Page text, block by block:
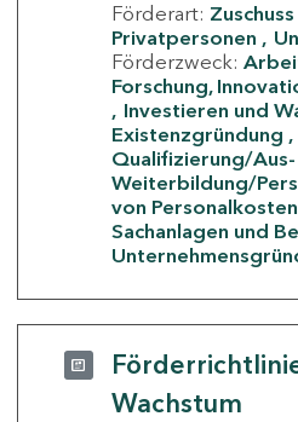
Förderart: Zuschuss
Privatpersonen
Förderzweck:
Forschung,
Investieren und
Existenzgründung
Qualifizierung/Aus-
Weiterbildung/
von Personalkosten
Sachanlagen und
Wachstum